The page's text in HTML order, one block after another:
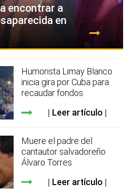
encontrar a
en
Humorista Limay Blanco
inicia gira por Cuba para
recaudar fondos
Leer artículo
Muere el padre del
cantautor salvadoreño
Álvaro Torres
Leer artículo